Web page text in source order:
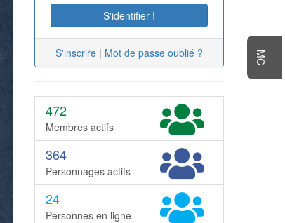
S'inscrire | Mot de passe oublié ?
472
Membres actifs
364
Personnages actifs
24
Personnes en ligne
MC